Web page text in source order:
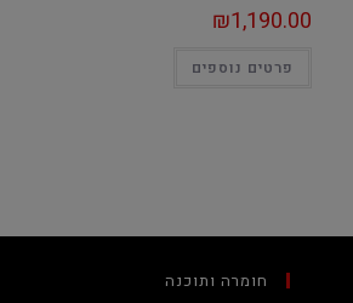
₪1,190.00
פרטים נוספים
חומרה ותוכנה